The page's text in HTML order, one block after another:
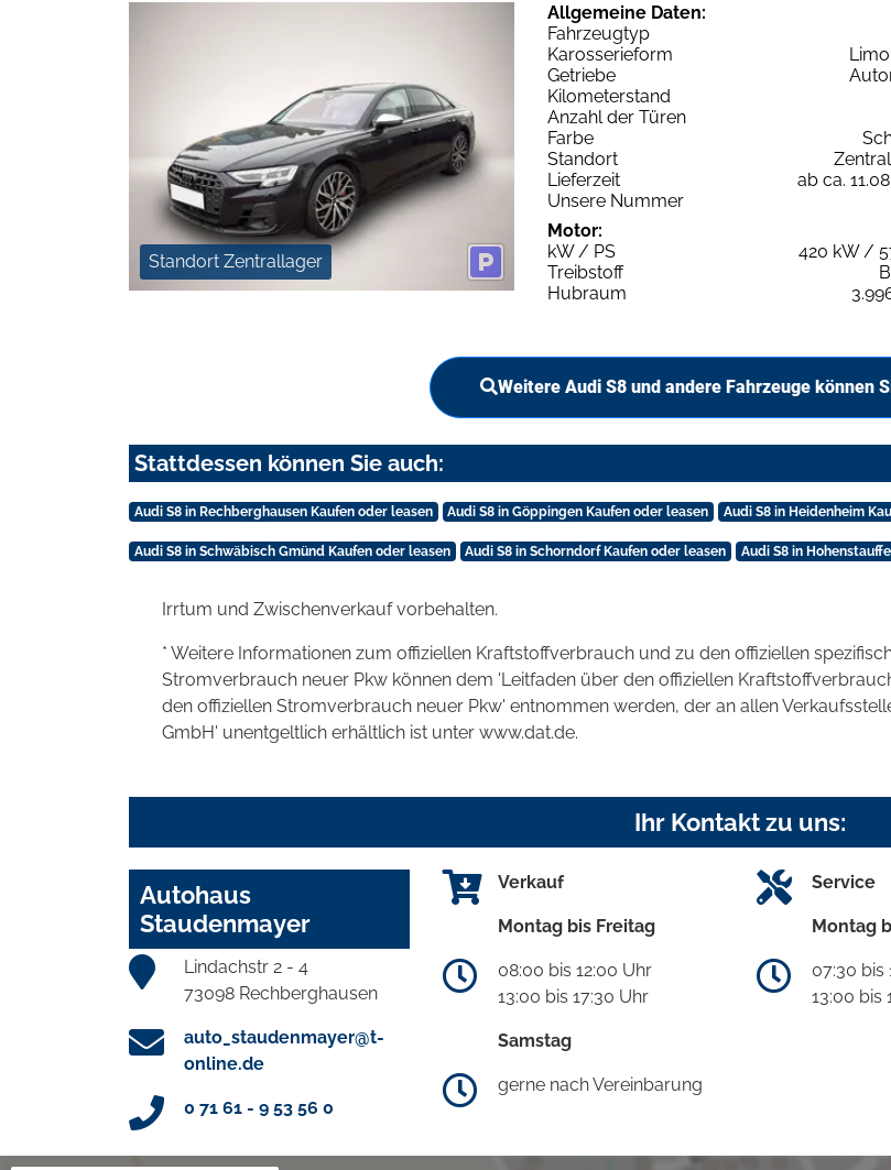
Standort Zentrallager
Allgemeine Daten:
Fahrzeugtyp
Karosserieform
Getriebe
Kilometerstand
Anzahl der Türen
Farbe
Standort
Lieferzeit
ab ca.
Unsere Nummer
Motor:
kW / PS
420 kW /
Treibstoff
Hubraum
Weitere Audi S8 und andere Fahrzeuge können
Stattdessen können Sie auch:
Audi S8 in Rechberghausen Kaufen oder leasen Audi S8 in Göppingen Kaufen oder leasen Audi S8 in Heidenheim
Audi S8 in Schwäbisch Gmünd Kaufen oder leasen Audi S8 in Schorndorf Kaufen oder leasen Audi S8 in
Irrtum und Zwischenverkauf vorbehalten.
* Weitere Informationen zum offiziellen Kraftstoffverbrauch und zu den offiziellen
Stromverbrauch neuer Pkw können dem 'Leitfaden über den offiziellen
den offiziellen Stromverbrauch neuer Pkw' entnommen werden, der an allen
GmbH' unentgeltlich erhältlich ist unter www.dat.de.
Ihr Kontakt zu uns:
Autohaus
Staudenmayer
Lindachstr 2 - 4
73098 Rechberghausen
auto_staudenmayer@t-
online.de
0 71 61 - 9 53 56 0
Verkauf
Montag bis Freitag
08:00 bis 12:00 Uhr
13:00 bis 17:30 Uhr
Samstag
gerne nach Vereinbarung
Service
Montag
07:30 bis
13:00 bis